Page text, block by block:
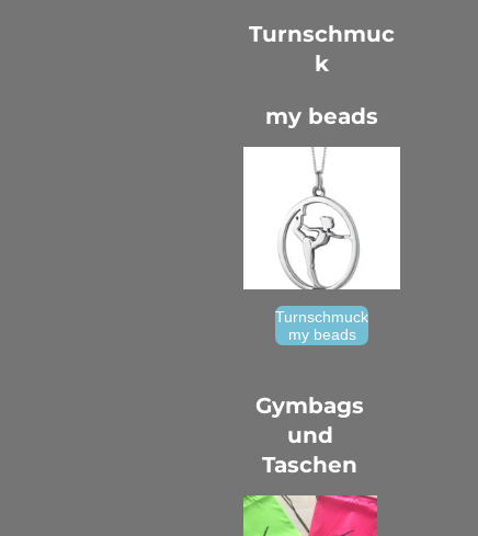
Turnschmuc
k
my beads
Turnschmuck
my beads
Gymbags
und
Taschen